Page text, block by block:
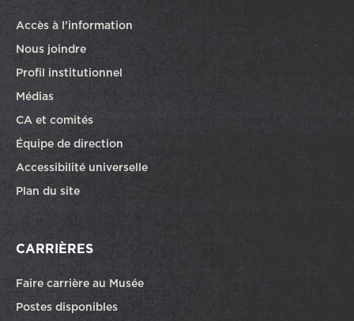
Accès à l’information
Nous joindre
Profil institutionnel
Médias
CA et comités
Équipe de direction
Accessibilité universelle
Plan du site
CARRIÈRES
Faire carrière au Musée
Postes disponiblesCe lien ouvrira dans une autre fenêtre